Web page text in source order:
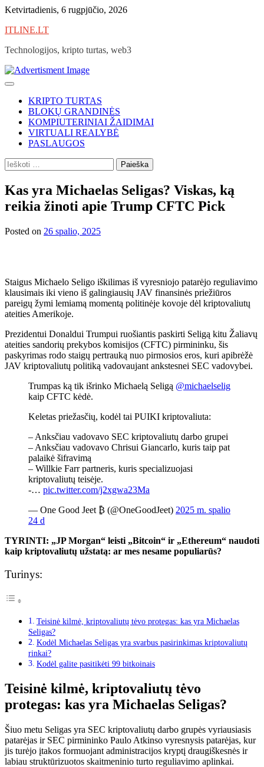
Skip
content
Ketvirtadienis, 6 rugpjūčio, 2026
ITLINE.LT
Technologijos, kripto turtas, web3
KRIPTO TURTAS
BLOKŲ GRANDINĖS
KOMPIUTERINIAI ŽAIDIMAI
VIRTUALI REALYBĖ
PASLAUGOS
Ieškoti:
Kas yra Michaelas Seligas? Viskas, ką
reikia žinoti apie Trump CFTC Pick
Posted on 26 spalio, 2025
Staigus Michaelo Seligo iškilimas iš vyresniojo patarėjo reguliavimo
klausimais iki vieno iš galingiausių JAV finansinės priežiūros
pareigų žymi lemiamą momentą politinėje kovoje dėl kriptovaliutų
ateities Amerikoje.
Prezidentui Donaldui Trumpui ruošiantis paskirti Seligą kitu Žaliavų
ateities sandorių prekybos komisijos (CFTC) pirmininku, šis
paskyrimas rodo staigų pertrauką nuo pirmosios eros, kuri apibrėžė
JAV kriptovaliutų politiką vadovaujant ankstesnei SEC vadovybei.
Trumpas ką tik išrinko Michaelą Seligą @michaelselig
kaip CFTC kėdė.
Keletas priežasčių, kodėl tai PUIKI kriptovaliuta:
– Anksčiau vadovavo SEC kriptovaliutų darbo grupei
– Anksčiau vadovavo Chrisui Giancarlo, kuris taip pat
palaikė šifravimą
– Willkie Farr partneris, kuris specializuojasi
kriptovaliutų teisėje.
-… pic.twitter.com/j2xgwa23Ma
— One Good Jeet ₿ (@OneGoodJeet) 2025 m. spalio
24 d
TYRINTI: „JP Morgan“ leisti „Bitcoin“ ir „Ethereum“ naudoti
kaip kriptovaliutų užstatą: ar mes nesame populiarūs?
Turinys:
Teisinė kilmė, kriptovaliutų tėvo protegas: kas yra Michaelas
Seligas?
Kodėl Michaelas Seligas yra svarbus pasirinkimas kriptovaliutų
rinkai?
Kodėl galite pasitikėti 99 bitkoinais
Teisinė kilmė, kriptovaliutų tėvo
protegas: kas yra Michaelas Seligas?
Šiuo metu Seligas yra SEC kriptovaliutų darbo grupės vyriausiasis
patarėjas ir SEC pirmininko Paulo Atkinso vyresnysis patarėjas, kur
jis turėjo įtakos formuojant administracijos kryptį draugiškesnės ir
labiau struktūrizuotos skaitmeninio turto reguliavimo aplinkai.